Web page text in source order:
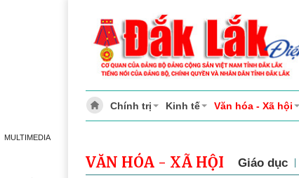
MULTIMEDIA
Chính trị Kinh tế Văn hóa - Xã hội
VĂN HÓA - XÃ HỘI Giáo dục